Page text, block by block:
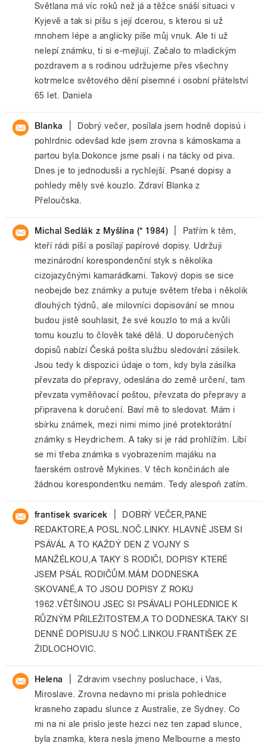
Světlana má víc roků než já a těžce snáší situaci v
Kyjevě a tak si píšu s její dcerou, s kterou si už
mnohem lépe a anglicky píše můj vnuk. Ale ti už
nelepí známku, ti si e-mejlují. Začalo to mladickým
pozdravem a s rodinou udržujeme přes všechny
kotrmelce světového dění písemné i osobní přátelství
65 let. Daniela
Blanka
Dobrý večer, posílala jsem hodně dopisú i
pohlrdnic odevšad kde jsem zrovna s kámoskama a
partou byla.Dokonce jsme psali i na tácky od piva.
Dnes je to jednodusši a rychlejší. Psané dopisy a
pohledy měly své kouzlo. Zdraví Blanka z
Přeloučska.
Michal Sedlák z Myšlína (* 1984)
Patřím k těm,
kteří rádi píší a posílají papírové dopisy. Udržuji
mezinárodní korespondenční styk s několika
cizojazyčnými kamarádkami. Takový dopis se sice
neobejde bez známky a putuje světem třeba i několik
dlouhých týdnů, ale milovníci dopisování se mnou
budou jistě souhlasit, že své kouzlo to má a kvůli
tomu kouzlu to člověk také dělá. U doporučených
dopisů nabízí Česká pošta službu sledování zásilek.
Jsou tedy k dispozici údaje o tom, kdy byla zásilka
převzata do přepravy, odeslána do země určení, tam
převzata vyměňovací poštou, převzata do přepravy a
připravena k doručení. Baví mě to sledovat. Mám i
sbírku známek, mezi nimi mimo jiné protektorátní
známky s Heydrichem. A taky si je rád prohlížím. Líbí
se mi třeba známka s vyobrazením majáku na
faerském ostrově Mykines. V těch končinách ale
žádnou korespondentku nemám. Tedy alespoň zatím.
frantisek svaricek
DOBRÝ VEČER,PANE
REDAKTORE,A POSL.NOČ.LINKY. HLAVNĚ JSEM SI
PSÁVÁL A TO KAŽDÝ DEN Z VOJNY S
MANŽÉLKOU,A TAKY S RODIČI, DOPISY KTERÉ
JSEM PSÁL RODIČŮM.MÁM DODNESKA
SKOVANÉ,A TO JSOU DOPISY Z ROKU
1962.VĚTŠINOU JSEC SI PSÁVALI POHLEDNICE K
RŮZNÝM PŘILEŽITOSTEM,A TO DODNESKA.TAKY SI
DENNĚ DOPISUJU S NOČ.LINKOU.FRANTIŠEK ZE
ŽIDLOCHOVIC.
Helena
Zdravim vsechny posluchace, i Vas,
Miroslave. Zrovna nedavno mi prisla pohlednice
krasneho zapadu slunce z Australie, ze Sydney. Co
mi na ni ale prislo jeste hezci nez ten zapad slunce,
byla znamka, ktera nesla jmeno Melbourne a mesto